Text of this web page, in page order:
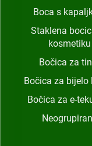
Boca s
Staklena
kosmetiku
Bočica za
Bočica za bijelo
Bočica za e-